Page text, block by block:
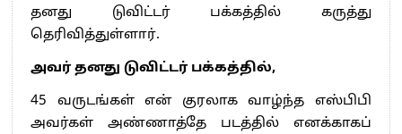
தனது டுவிட்டர் பக்கத்தில் கருத்து
தெரிவித்துள்ளார்.
அவர் தனது டுவிட்டர் பக்கத்தில்,
45 வருடங்கள் என் குரலாக வாழ்ந்த எஸ்பிபி
அவர்கள் அண்ணாத்தே படத்தில் எனக்காகப்